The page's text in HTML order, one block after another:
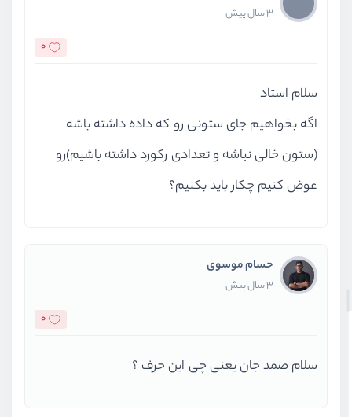
3 سال پیش
0
سلام استاد
اگه بخواهیم جای ستونی رو که داده داشته باشه
(ستون خالی نباشه و تعدادی رکورد داشته باشیم)رو
عوض کنیم چکار باید بکنیم؟
حسام موسوی
3 سال پیش
0
سلام صمد جان یعنی چی این حرف ؟